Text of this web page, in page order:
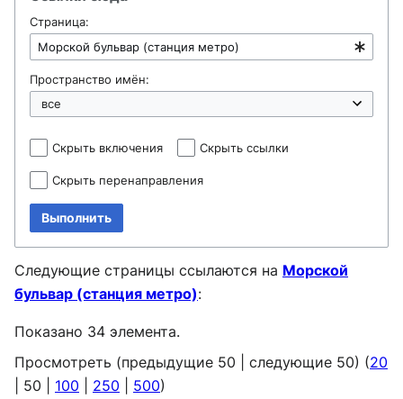
Страница:
Пространство имён:
Скрыть включения Скрыть ссылки
Скрыть перенаправления
Выполнить
Следующие страницы ссылаются на Морской
бульвар (станция метро):
Показано 34 элемента.
Просмотреть (предыдущие 50 следующие 50) (20
50 100 250 500)